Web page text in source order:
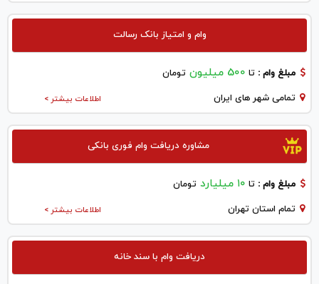
وام و امتیاز بانک رسالت
مبلغ وام : تا 500 میلیون تومان
اطلاعات بیشتر > تمامی شهر های ایران
مشاوره دریافت وام فوری بانکی
مبلغ وام : تا ۱۰ میلیارد تومان
اطلاعات بیشتر > تمام استان تهران
دریافت وام با سند خانه